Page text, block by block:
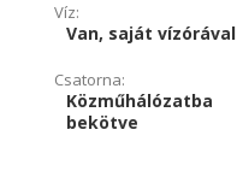
Víz:
Van, saját vízórával
Csatorna:
Közműhálózatba
bekötve